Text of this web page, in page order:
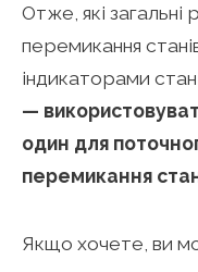
Отже, які
перемикання
індикаторами
—
один для
перемикання
Якщо хочете, ви